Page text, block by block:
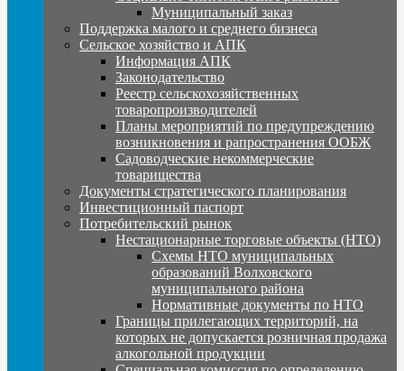
Муниципальный заказ
Поддержка малого и среднего бизнеса
Сельское хозяйство и АПК
Информация АПК
Законодательство
Реестр сельскохозяйственных
товаропроизводителей
Планы мероприятий по предупреждению
возникновения и рапространения ООБЖ
Садоводческие некоммерческие
товарищества
Документы стратегического планирования
Инвестиционный паспорт
Потребительский рынок
Нестационарные торговые объекты (НТО)
Схемы НТО муниципальных
образований Волховского
муниципального района
Нормативные документы по НТО
Границы прилегающих территорий, на
которых не допускается розничная продажа
алкогольной продукции